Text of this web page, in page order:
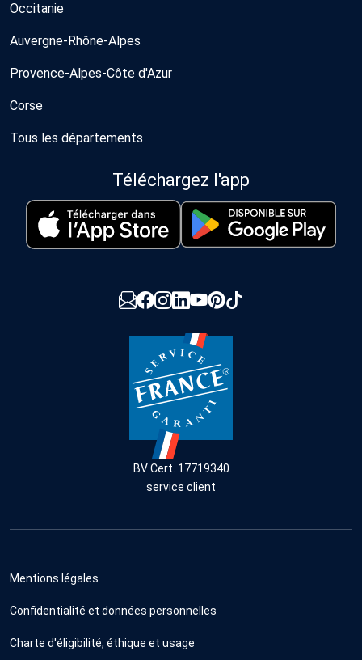
Occitanie
Auvergne-Rhône-Alpes
Provence-Alpes-Côte d'Azur
Corse
Tous les départements
Téléchargez l'app
BV Cert. 17719340
service client
Mentions légales
Confidentialité et données personnelles
Charte d'éligibilité, éthique et usage